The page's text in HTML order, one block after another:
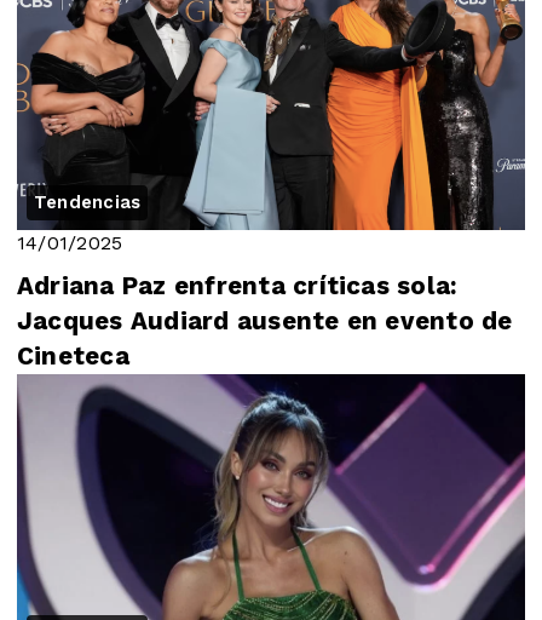
Tendencias
14/01/2025
Adriana Paz enfrenta críticas sola:
Jacques Audiard ausente en evento de
Cineteca